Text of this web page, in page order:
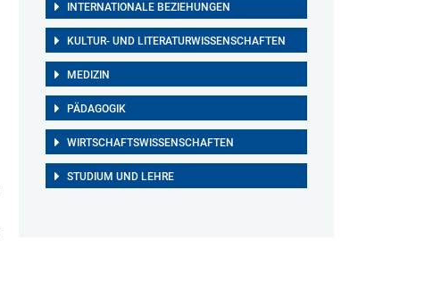
INTERNATIONALE BEZIEHUNGEN
KULTUR- UND LITERATURWISSENSCHAFTEN
MEDIZIN
PÄDAGOGIK
WIRTSCHAFTSWISSENSCHAFTEN
STUDIUM UND LEHRE